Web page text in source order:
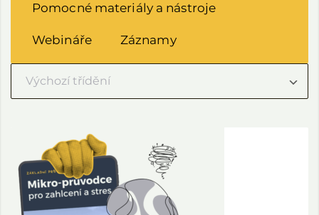
Pomocné materiály a nástroje
Webináře Záznamy